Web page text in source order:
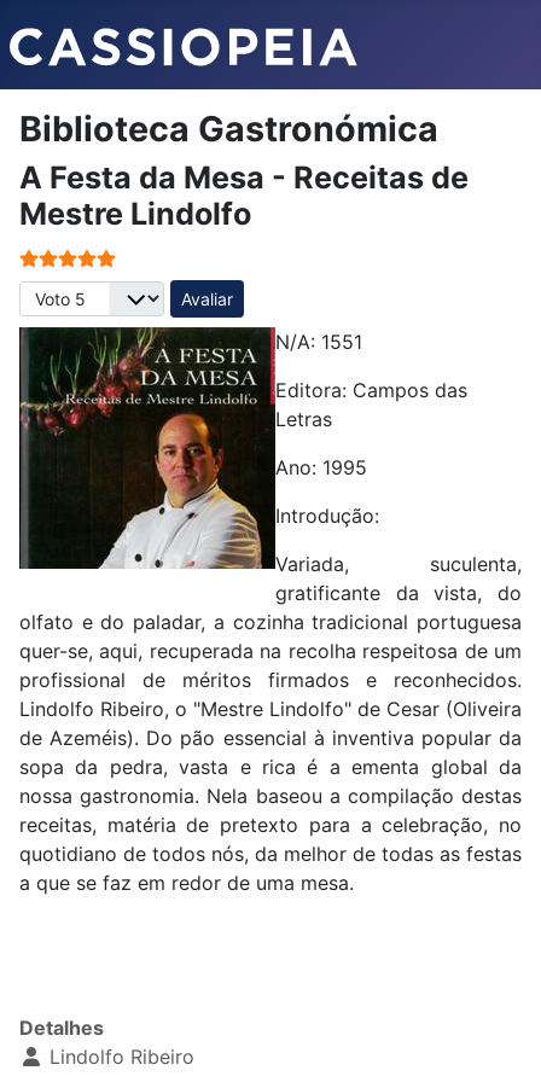
Biblioteca Gastronómica
A Festa da Mesa - Receitas de
Mestre Lindolfo
Votos do utilizador:
Avalie, por favor
N/A: 1551
Editora: Campos das
Letras
Ano: 1995
Introdução:
Variada, suculenta,
gratificante da vista, do
olfato e do paladar, a cozinha tradicional portuguesa
quer-se, aqui, recuperada na recolha respeitosa de um
profissional de méritos firmados e reconhecidos.
Lindolfo Ribeiro, o "Mestre Lindolfo" de Cesar (Oliveira
de Azeméis). Do pão essencial à inventiva popular da
sopa da pedra, vasta e rica é a ementa global da
nossa gastronomia. Nela baseou a compilação destas
receitas, matéria de pretexto para a celebração, no
quotidiano de todos nós, da melhor de todas as festas
a que se faz em redor de uma mesa.
Detalhes
Lindolfo Ribeiro